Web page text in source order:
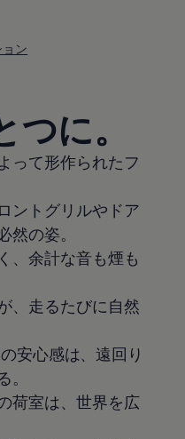
ン
に。
って形作られたフ
ントグリルやドア
然の姿。
、余計な音も煙も
、走るたびに自然
の安心感は、遠回り
荷室は、世界を広